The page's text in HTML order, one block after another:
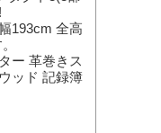
193cm 全高
ー 革巻きス
ッド 記録簿